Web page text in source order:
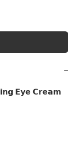
−
𝗘𝘆𝗲 𝗖𝗿𝗲𝗮𝗺